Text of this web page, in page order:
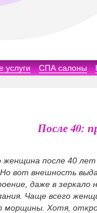
услуги СПА салоны
После 40:
после 40 лет
вот внешность
даже в зеркало
Чаще всего
морщины. Хотя,